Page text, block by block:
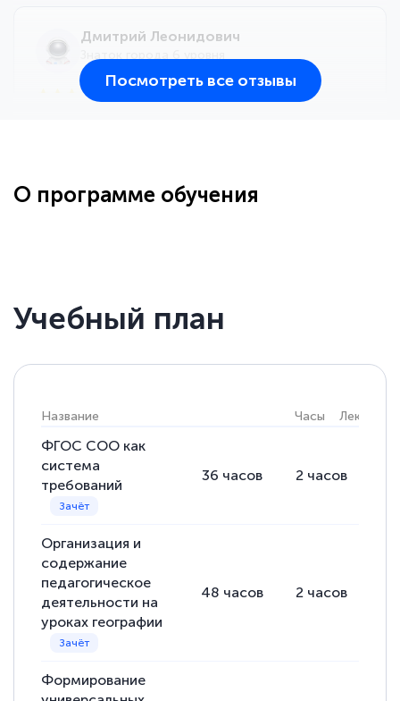
Дмитрий Леонидович
большое количество методических
Выражаю благодарность за курс
повышения квалификации "Эксперт ЕГЭ по
русскому языку и литературе". Много
полезных материалов помогли
книги, методические рекомендации,
статьи. Времени на подготовку
достаточно. Курс помогает пройти
аттестацию в школе. Спасибо!
Посмотреть все отзывы
О программе обучения
Учебный план
Название Часы Лекции
ФГОС СОО как
система
требований
36 часов 2 часов
Организация и
содержание
педагогическое
деятельности на
уроках географии
48 часов 2 часов
Формирование